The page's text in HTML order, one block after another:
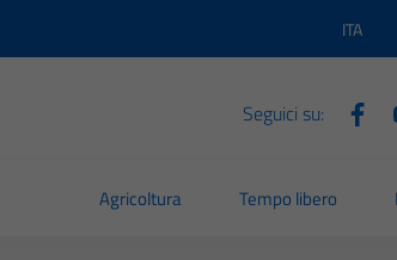
Lingua
ITA
Seguici su:
Agricoltura Tempo libero